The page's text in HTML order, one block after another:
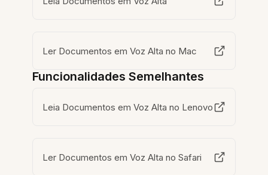
Ler Documentos em Voz Alta no Mac
Funcionalidades Semelhantes
Leia Documentos em Voz Alta no Lenovo
Ler Documentos em Voz Alta no Safari